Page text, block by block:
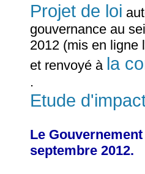
Projet de loi
gouvernance au
2012 (mis en ligne
et renvoyé à la
.
Etude
Le
septembre 2012.